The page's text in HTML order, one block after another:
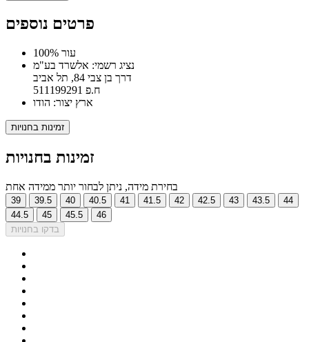
פרטים נוספים
100% עור
נציג רשמי: אלשרד בע"מ
דרך בן צבי 84, תל אביב
ח.פ 511199291
ארץ יצור: הודו
זמינות בחנויות
זמינות בחנויות
בחירת מידה, ניתן לבחור יותר ממידה אחת
39 39.5 40 40.5 41 41.5 42 42.5 43 43.5
44
44.5
45 45.5
46
בדקו בחנויות